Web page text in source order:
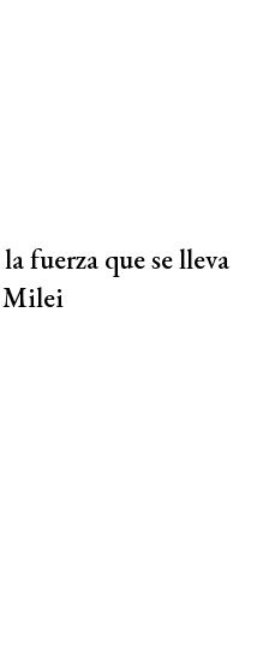
fuerza que se lleva
Milei